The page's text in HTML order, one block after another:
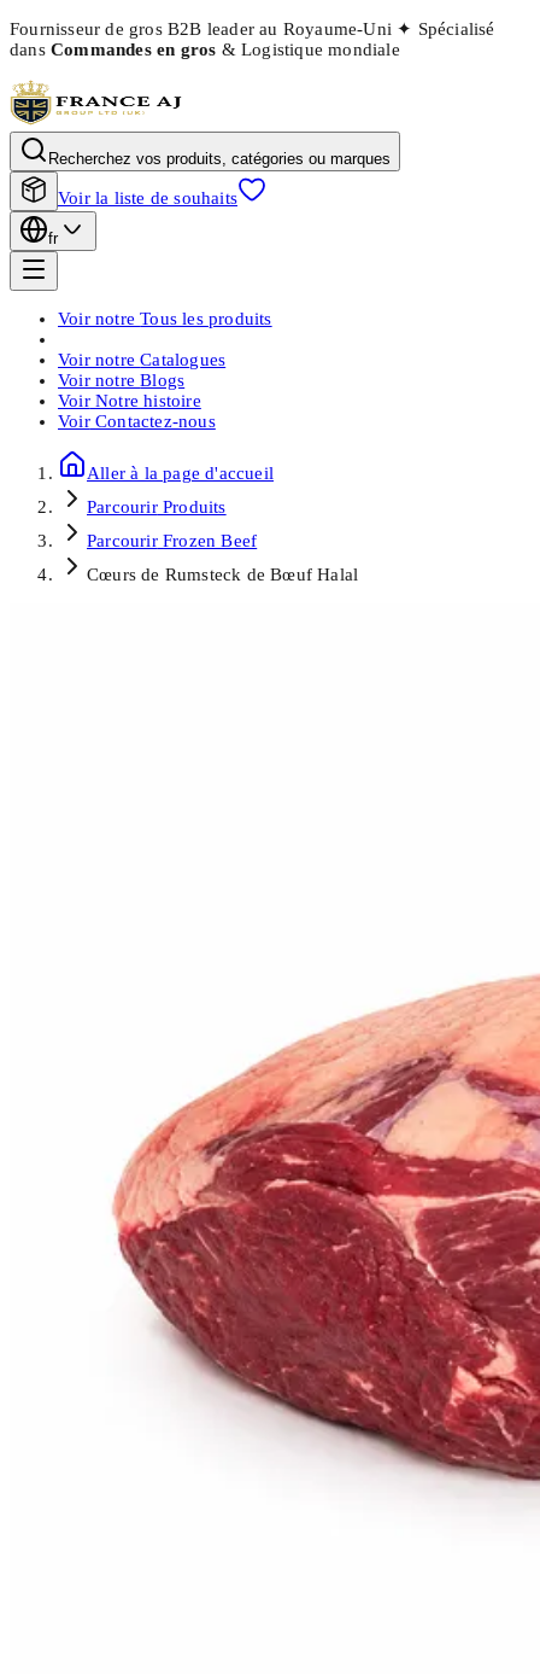
Fournisseur de gros B2B leader au Royaume-Uni ✦ Spécialisé
dans Commandes en gros & Logistique mondiale
Recherchez vos produits, catégories ou marques
Voir la liste de souhaits
fr
Voir notre Tous les produits
Voir notre Catalogues
Voir notre Blogs
Voir Notre histoire
Voir Contactez-nous
Aller à la page d'accueil
Parcourir Produits
Parcourir Frozen Beef
Cœurs de Rumsteck de Bœuf Halal